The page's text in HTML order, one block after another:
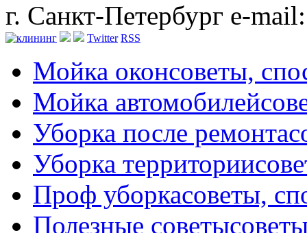
г. Санкт-Петербург e-
Twitter RSS
Мойка оконсоветы,
Мойка автомобилей
Уборка после ремонта
Уборка территории
Проф уборкасоветы,
Полезные советы